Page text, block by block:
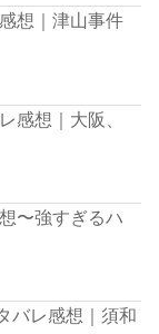
想｜津山事件
感想｜大阪、
〜強すぎるハ
バレ感想｜須和